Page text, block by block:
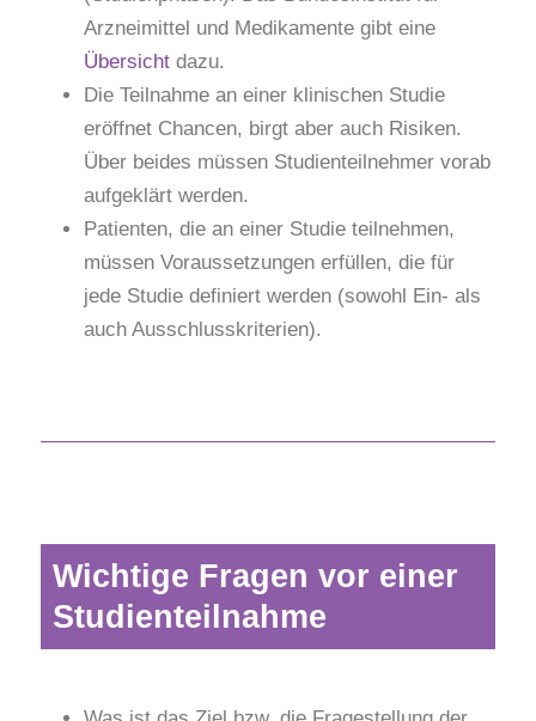
Arzneimittel und Medikamente gibt eine
Übersicht dazu.
Die Teilnahme an einer klinischen Studie
eröffnet Chancen, birgt aber auch Risiken.
Über beides müssen Studienteilnehmer vorab
aufgeklärt werden.
Patienten, die an einer Studie teilnehmen,
müssen Voraussetzungen erfüllen, die für
jede Studie definiert werden (sowohl Ein- als
auch Ausschlusskriterien).
Wichtige Fragen vor einer
Studienteilnahme